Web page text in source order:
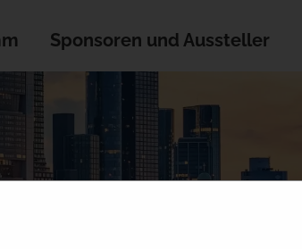
Sponsoren und Aussteller